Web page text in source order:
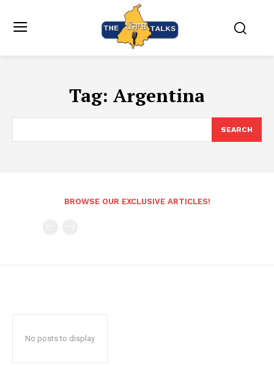
Tag: Argentina
SEARCH
BROWSE OUR EXCLUSIVE ARTICLES!
No posts to display